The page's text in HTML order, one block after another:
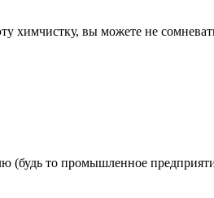
химчистку, вы можете не
то промышленное